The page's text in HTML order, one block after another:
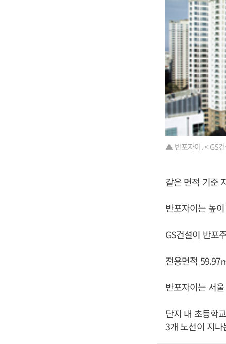
▲ 반포자이. < GS
같은 면적 기준
반포자이는 높
GS건설이 반포
전용면적 59.97
반포자이는 서
단지 내 초등학
3개 노선이 지